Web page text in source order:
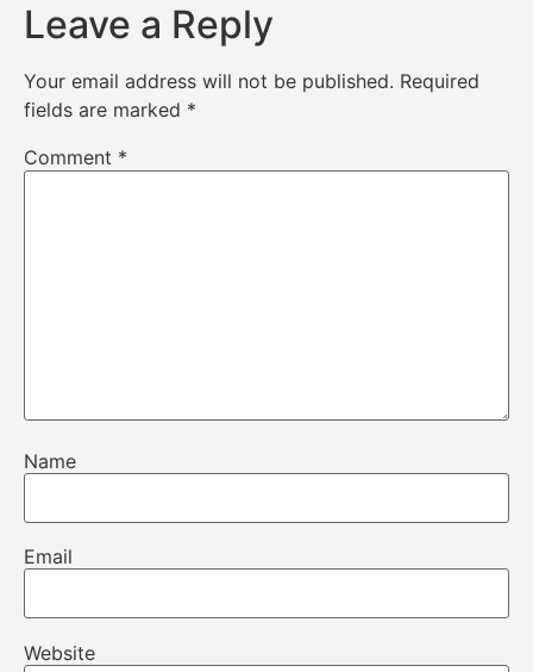
Leave a Reply
Your email address will not be published. Required
fields are marked *
Comment *
Name
Email
Website